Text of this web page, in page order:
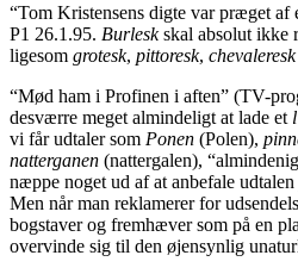
“Tom Kristensens digte var præget af
P1 26.1.95. Burleskskal absolut ikke
ligesom grotesk, pittoresk, chevaleresk
“Mød ham i Profinen i aften” (TV-
desværre meget almindeligt at lade et l
vi får udtaler som Ponen (Polen),
natterganen (nattergalen),
næppe noget ud af at anbefale udtalen
Men når man reklamerer for
bogstaver og fremhæver som på en
overvinde sig til den øjensynlig